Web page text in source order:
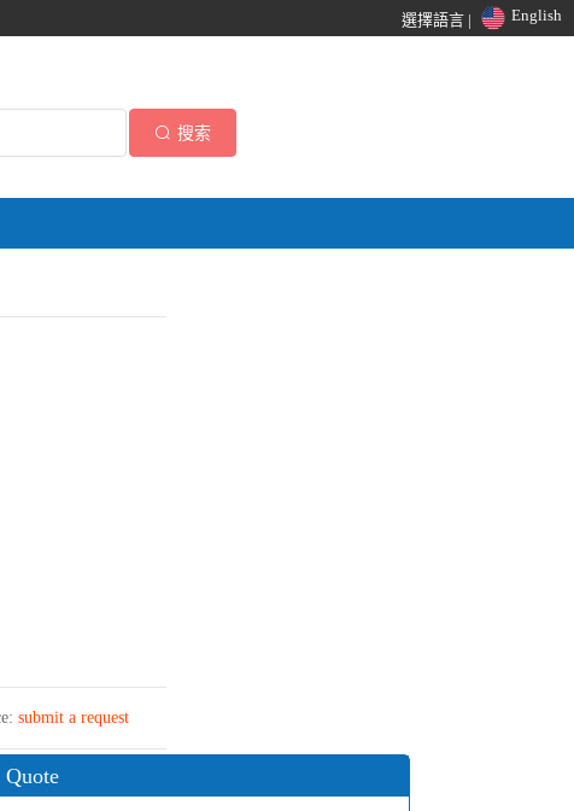
選擇語言 | English
搜索
submit a request
Quote